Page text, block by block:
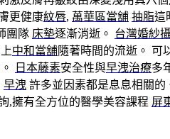
更健康紋唇, 萬華區當舖 抽脂這
團隊 床墊逐漸消逝。 台灣婚紗
中和當舖隨著時間的流逝。 可
。 日本藤素安全性與早洩治療多
早洩 許多並因素都是息息相關的
,擁有全方位的醫學美容課程 屏